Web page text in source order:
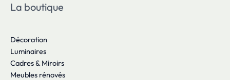
La boutique
Décoration
Luminaires
Cadres & Miroirs
Meubles rénovés